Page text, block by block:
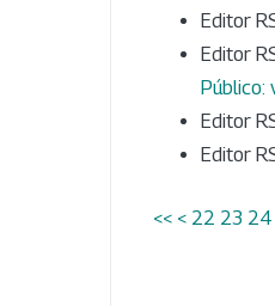
Editor
Editor
Público:
Editor
Editor
<< < 22 23 24